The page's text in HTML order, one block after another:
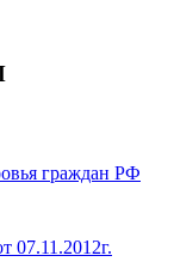
граждан РФ
07.11.2012г.